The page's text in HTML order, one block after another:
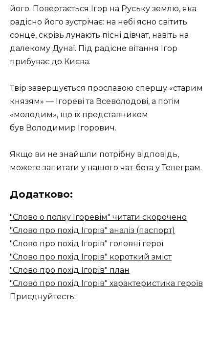
його. Повертається Ігор на Руську землю, яка
радісно його зустрічає: на небі ясно світить
сонце, скрізь лунають пісні дівчат, навіть на
далекому Дунаї. Під радісне вітання Ігор
прибуває до Києва.
Твір завершується прославою спершу «старим
князям» — Ігореві та Всеволодові, а потім
«молодим», що їх представником
був Володимир Ігорович.
Якщо ви не знайшли потрібну відповідь,
можете запитати у нашого чат-бота у Телеграм.
Додатково:
"Слово о полку Ігоревім" читати скорочено
"Слово про похід Ігорів" аналіз (паспорт)
"Слово про похід Ігорів" головні герої
"Слово про похід Ігорів" короткий зміст
"Слово про похід Ігорів" план
"Слово про похід Ігорів" характеристика героїв
Приєднуйтесть: